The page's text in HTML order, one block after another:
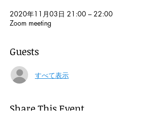
2020年11月03日 21:00 – 22:00
Zoom meeting
Guests
すべて表示
Share This Event